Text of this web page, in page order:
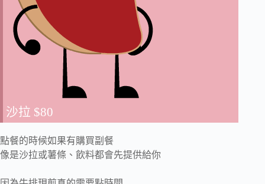
沙拉 $80
點餐的時候如果有購買副餐
像是沙拉或薯條、飲料都會先提供給你